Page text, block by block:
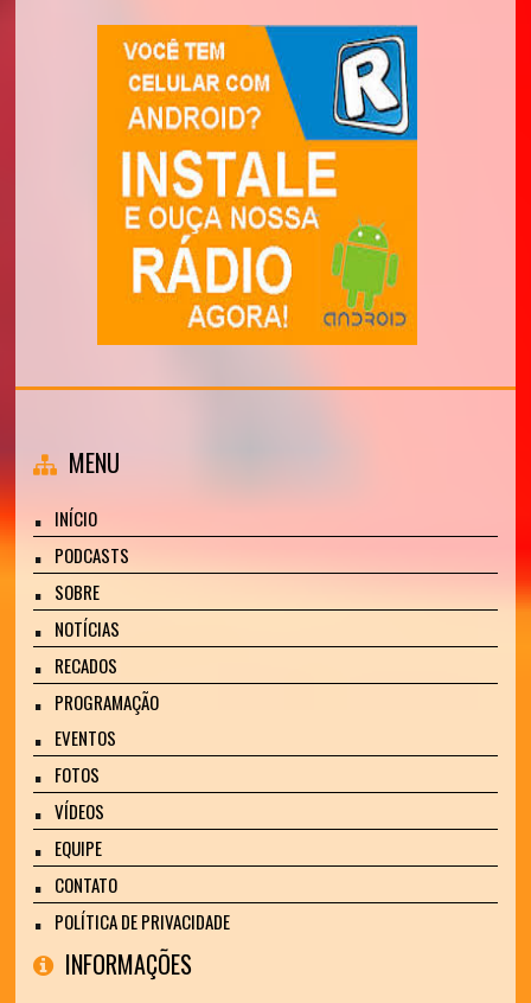
MENU
INÍCIO
PODCASTS
SOBRE
NOTÍCIAS
RECADOS
PROGRAMAÇÃO
EVENTOS
FOTOS
VÍDEOS
EQUIPE
CONTATO
POLÍTICA DE PRIVACIDADE
INFORMAÇÕES